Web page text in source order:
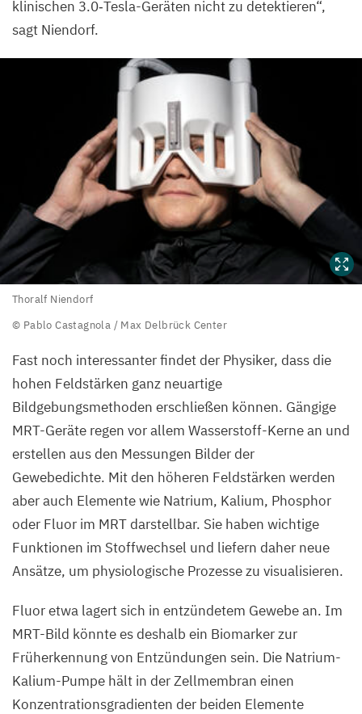
klinischen 3.0‑Tesla-Geräten nicht zu detektieren“,
sagt Niendorf.
Thoralf
Niendorf
Pablo
Castagnola
Delbrück
Center
Thoralf Niendorf
© Pablo Castagnola / Max Delbrück Center
Fast noch interessanter findet der Physiker, dass die
hohen Feldstärken ganz neuartige
Bildgebungsmethoden erschließen können. Gängige
MRT-Geräte regen vor allem Wasserstoff-Kerne an und
erstellen aus den Messungen Bilder der
Gewebedichte. Mit den höheren Feldstärken werden
aber auch Elemente wie Natrium, Kalium, Phosphor
oder Fluor im MRTdarstellbar. Sie haben wichtige
Funktionen im Stoffwechsel und liefern daher neue
Ansätze, um physiologische Prozesse zu visualisieren.
Fluor etwa lagert sich in entzündetem Gewebe an. Im
MRT-Bild könnte es deshalb ein Biomarker zur
Früherkennung von Entzündungen sein. Die Natrium-
Kalium-Pumpe hält in der Zellmembran einen
Konzentrationsgradienten der beiden Elemente